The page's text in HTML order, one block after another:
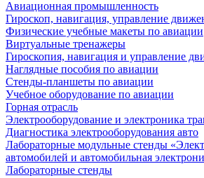
Авиационная промышленность
Гироскоп, навигация, управление
Физические учебные макеты по авиации
Виртуальные тренажеры
Гироскопия, навигация и управление
Наглядные пособия по авиации
Стенды-планшеты по авиации
Учебное оборудование по авиации
Горная отрасль
Электрооборудование и электроника
Диагностика электрооборудования авто
Лабораторные модульные стенды
автомобилей и автомобильная
Лабораторные стенды